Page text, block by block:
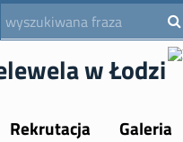
w Łodzi
Rekrutacja Galeria